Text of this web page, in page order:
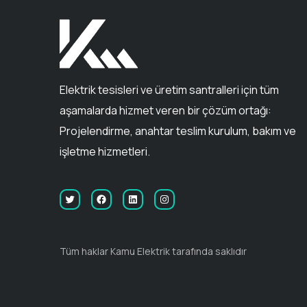
Elektrik tesisleri ve üretim santralleri için tüm
aşamalarda hizmet veren bir çözüm ortağı:
Projelendirme, anahtar teslim kurulum, bakım ve
işletme hizmetleri.
Tüm haklar Kamu Elektrik tarafında saklıdır